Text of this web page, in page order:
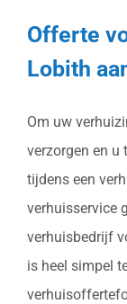
Offerte
Lobith
Om uw
verzorgen en u
tijdens een
verhuisservice
verhuisbedrijf
is heel simpel